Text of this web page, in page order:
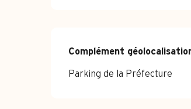
Complément
Complément
Parking de la Préfecture